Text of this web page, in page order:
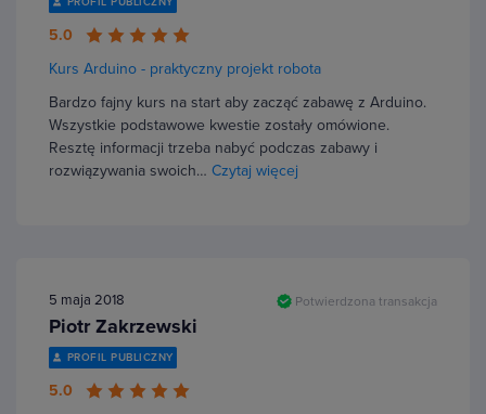
5.0
Kurs Arduino - praktyczny projekt robota
Bardzo fajny kurs na start aby zacząć zabawę z Arduino.
Wszystkie podstawowe kwestie zostały omówione.
Resztę informacji trzeba nabyć podczas zabawy i
rozwiązywania swoich… Czytaj więcej
5 maja 2018 Potwierdzona transakcja
Piotr Zakrzewski
PROFIL PUBLICZNY
5.0